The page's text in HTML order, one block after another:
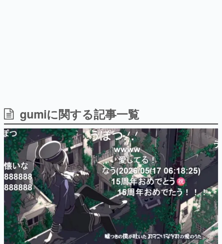
日本のコンテンツ産業やカルチャーに与えた影響を探る企
画です。
日本モバイルゲーム産業史
日本のモバイルゲーム史における主要なトピック・タイト
ルを網羅するほか、開発者へのインタビューや識者による
解説を掲載。約20年の歴史が一望できる決定版！
若ゲのいたり〜ゲームクリエイターの青春〜
『うつヌケ』『ペンと箸』等で知られるマンガ家・田中圭
一先生によるゲーム業界レポートマンガです。
なんでゲームは面白い？
ゲーム開発者・hamatsu氏がゲームの魅力を画面や操作の
具体的な形から解き明かしていく、硬派で骨太な評論連載
です。
gumiに関する記事一覧